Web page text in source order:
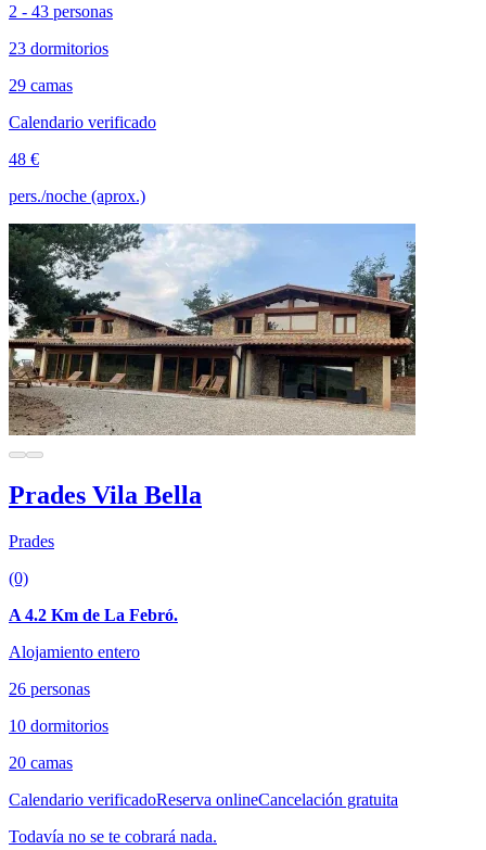
2 - 43 personas
23 dormitorios
29 camas
Calendario verificado
48 €
pers./noche (aprox.)
Prades Vila Bella
Prades
(0)
A 4.2 Km de La Febró.
Alojamiento entero
26 personas
10 dormitorios
20 camas
Calendario verificadoReserva onlineCancelación gratuita
Todavía no se te cobrará nada.